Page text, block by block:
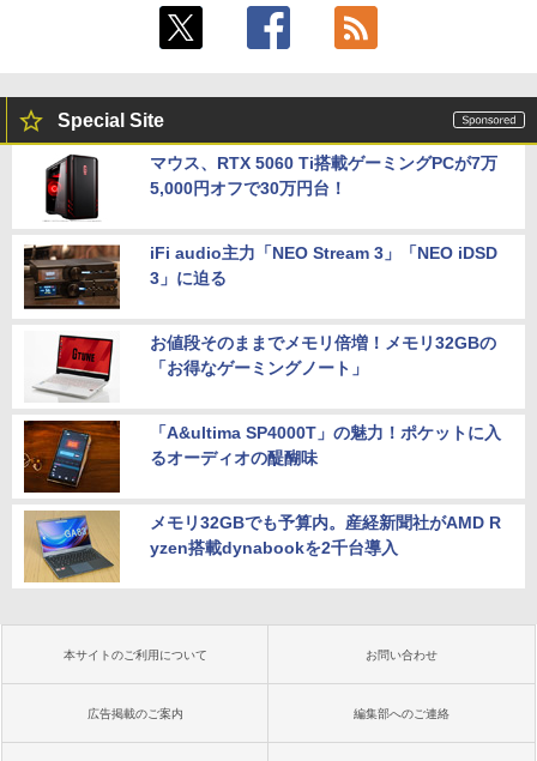
Special Site
マウス、RTX 5060 Ti搭載ゲーミングPCが7万
5,000円オフで30万円台！
iFi audio主力「NEO Stream 3」「NEO iDSD
3」に迫る
お値段そのままでメモリ倍増！メモリ32GBの
「お得なゲーミングノート」
「A&ultima SP4000T」の魅力！ポケットに入
るオーディオの醍醐味
メモリ32GBでも予算内。産経新聞社がAMD R
yzen搭載dynabookを2千台導入
本サイトのご利用について お問い合わせ
広告掲載のご案内 編集部へのご連絡